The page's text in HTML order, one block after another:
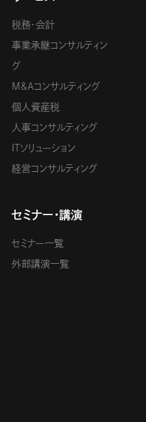
税務・会計
事業承継コンサルティン
グ
M&Aコンサルティング
個人資産税
人事コンサルティング
ITソリューション
経営コンサルティング
セミナー・講演
セミナー一覧
外部講演一覧